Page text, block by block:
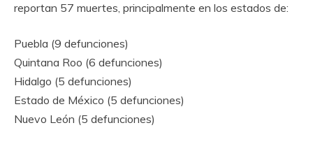
reportan 57 muertes, principalmente en los estados de:
Puebla (9 defunciones)
Quintana Roo (6 defunciones)
Hidalgo (5 defunciones)
Estado de México (5 defunciones)
Nuevo León (5 defunciones)